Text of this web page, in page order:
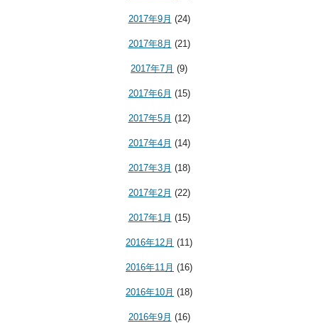
2017年9月 (24)
2017年8月 (21)
2017年7月 (9)
2017年6月 (15)
2017年5月 (12)
2017年4月 (14)
2017年3月 (18)
2017年2月 (22)
2017年1月 (15)
2016年12月 (11)
2016年11月 (16)
2016年10月 (18)
2016年9月 (16)